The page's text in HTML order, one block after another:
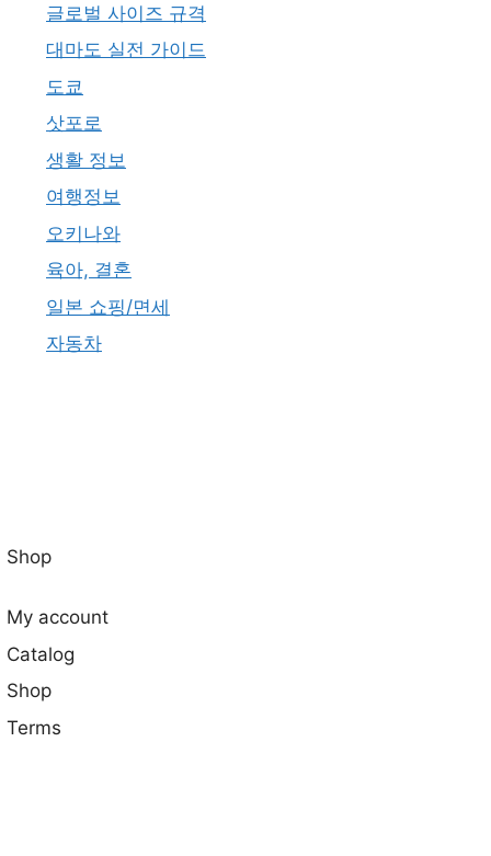
글로벌 사이즈 규격
대마도 실전 가이드
도쿄
삿포로
생활 정보
여행정보
오키나와
육아, 결혼
일본 쇼핑/면세
자동차
Shop
My account
Catalog
Shop
Terms